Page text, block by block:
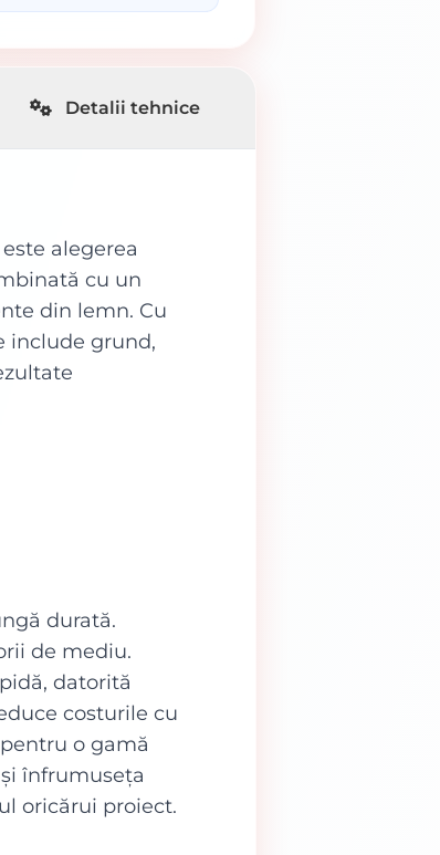
Detalii tehnice
este alegerea
cu un
din lemn. Cu
include grund,
durată.
de mediu.
datorită
costurile cu
o gamă
înfrumuseța
oricărui proiect.